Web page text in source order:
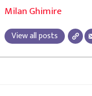
Milan Ghimire
View all posts